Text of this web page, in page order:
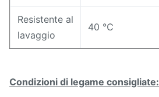
Resistente al
lavaggio
40 ℃
Condizioni di legame consigliate: